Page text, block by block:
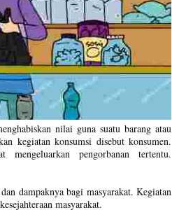
nilai guna suatu barang atau
kegiatan konsumsi disebut konsumen.
mengeluarkan pengorbanan tertentu.
dampaknya bagi masyarakat. Kegiatan
masyarakat.